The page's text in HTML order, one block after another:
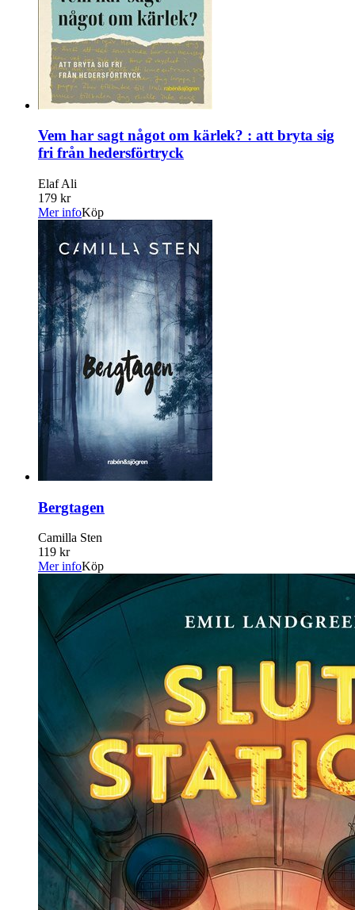
Vem har sagt något om kärlek? : att bryta sig
fri från hedersförtryck
Elaf Ali
179 kr
Mer infoKöp
Bergtagen
Camilla Sten
119 kr
Mer infoKöp